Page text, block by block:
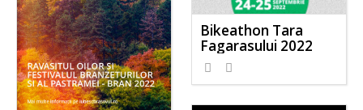
Bikeathon Tara
Fagarasului 2022